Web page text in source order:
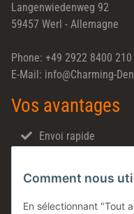
Comment nous
En sélectionnant "Tout
Langenwiedenweg 92
59457 Werl - Allemagne
Phone: +49 2922 8400 210
E-Mail: info@Charming-
Vos avantages
Envoi rapide
Made in Germany
Produits en stock